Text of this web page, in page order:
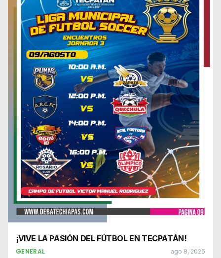
¡VIVE LA PASIÓN DEL FÚTBOL EN TECPATÁN!
GENERAL ago 8, 2026